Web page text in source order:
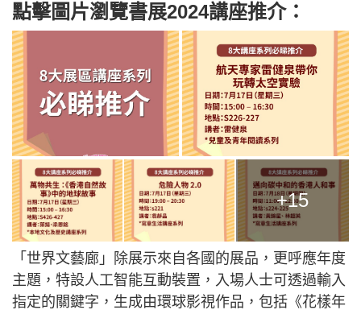
點擊圖片瀏覽書展2024講座推介：
+15
「世界文藝廊」除展示來自各國的展品，更呼應年度
主題，特設人工智能互動裝置，入場人士可透過輸入
指定的關鍵字，生成由環球影視作品，包括《花樣年